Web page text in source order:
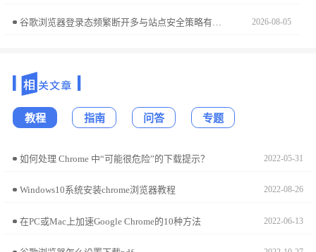
谷歌浏览器登录态频繁断开多与站点安全策略有关。本方案提供了一系列排查动作，包括清理过时的本地存储数据、修正安全浏览拦截设置，确保您的关键业务登录凭证在页面间保持持久稳定。 2026-08-05
教程 指南 问答 专题
如何处理 Chrome 中“可能很危险”的下载提示？ 2022-05-31
Windows10系统安装chrome浏览器教程 2022-08-26
在PC或Mac上加速Google Chrome的10种方法 2022-06-13